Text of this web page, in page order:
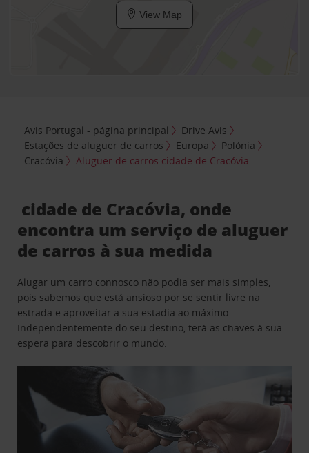
View Map
Avis Portugal - página principal
Drive Avis
Estações de aluguer de carros
Europa
Polónia
Cracóvia
Aluguer de carros cidade de Cracóvia
cidade de Cracóvia, onde
encontra um serviço de aluguer
de carros à sua medida
Alugar um carro connosco não podia ser mais simples,
pois sabemos que está ansioso por se sentir livre na
estrada e aproveitar a sua estadia ao máximo.
Independentemente do seu destino, terá as chaves à sua
espera para descobrir o mundo.